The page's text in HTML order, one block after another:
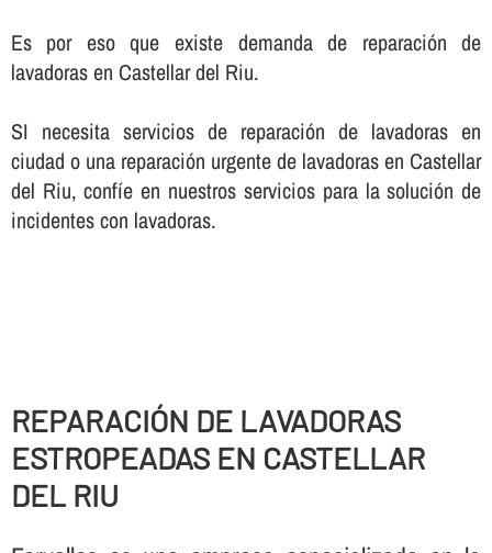
Es por eso que existe demanda de reparación de
lavadoras en Castellar del Riu.
SI necesita servicios de reparación de lavadoras en
ciudad o una reparación urgente de lavadoras en Castellar
del Riu, confí­e en nuestros servicios para la solución de
incidentes con lavadoras.
REPARACIÓN DE LAVADORAS
ESTROPEADAS EN CASTELLAR
DEL RIU